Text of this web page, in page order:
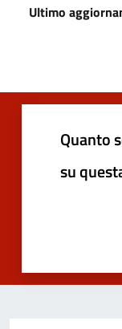
Ultimo
Quanto
su